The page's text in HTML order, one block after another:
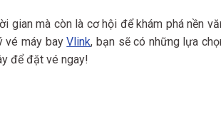
gian mà còn là cơ hội để khám phá nền
vé máy bayVlink, bạn sẽ có những lựa
để đặt vé ngay!